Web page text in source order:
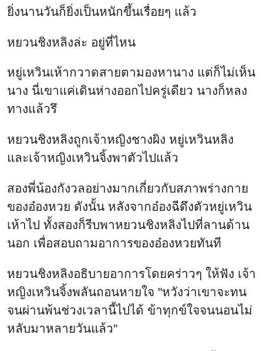
ยิ่งนานวันก็ยิ่งเป็นหนักขึ้นเรื่อยๆ แล้ว
หยวนชิงหลิงล่ะ อยู่ที่ไหน
หยู่เหวินเห้ากวาดสายตามองหานาง แต่ก็ไม่เห็น
นาง นี่เขาแค่เดินห่างออกไปครู่เดียว นางก็หลง
ทางแล้วรึ
หยวนชิงหลิงถูกเจ้าหญิงชางผิง หยู่เหวินหลิง
และเจ้าหญิงเหวินจิ้งพาตัวไปแล้ว
สองพี่น้องกังวลอย่างมากเกี่ยวกับสภาพร่างกาย
ของอ๋องหวย ดังนั้น หลังจากอ๋องฉีดึงตัวหยู่เหวิน
เห้าไป ทั้งสองก็รีบพาหยวนชิงหลิงไปที่ลานด้าน
นอก เพื่อสอบถามอาการของอ๋องหวยทันที
หยวนชิงหลิงอธิบายอาการโดยคร่าวๆ ให้ฟัง เจ้า
หญิงเหวินจิ้งพลันถอนหายใจ "หวังว่าเขาจะทน
จนผ่านพ้นช่วงเวลานี้ไปได้ ข้าทุกข์ใจจนนอนไม่
หลับมาหลายวันแล้ว"